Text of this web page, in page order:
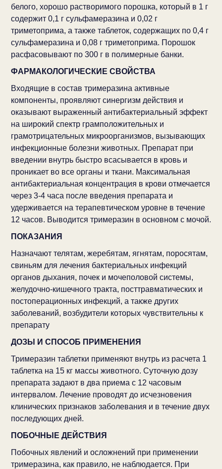
белого, хорошо растворимого порошка, который в 1 г
содержит 0,1 г сульфамеразина и 0,02 г
триметоприма, а также таблеток, содержащих по 0,4 г
сульфамеразина и 0,08 г триметоприма. Порошок
расфасовывают по 300 г в полимерные банки.
ФАРМАКОЛОГИЧЕСКИЕ СВОЙСТВА
Входящие в состав тримеразина активные
компоненты, проявляют синергизм действия и
оказывают выраженный антибактериальный эффект
на широкий спектр грамположительных и
грамотрицательных микроорганизмов, вызывающих
инфекционные болезни животных. Препарат при
введении внутрь быстро всасывается в кровь и
проникает во все органы и ткани. Максимальная
антибактериальная концентрация в крови отмечается
через 3-4 часа после введения препарата и
удерживается на терапевтическом уровне в течение
12 часов. Выводится тримеразин в основном с мочой.
ПОКАЗАНИЯ
Назначают телятам, жеребятам, ягнятам, поросятам,
свиньям для лечения бактериальных инфекций
органов дыхания, почек и мочеполовой системы,
желудочно-кишечного тракта, посттравматических и
постоперационных инфекций, а также других
заболеваний, возбудители которых чувствительны к
препарату
ДОЗЫ И СПОСОБ ПРИМЕНЕНИЯ
Тримеразин таблетки применяют внутрь из расчета 1
таблетка на 15 кг массы животного. Суточную дозу
препарата задают в два приема с 12 часовым
интервалом. Лечение проводят до исчезновения
клинических признаков заболевания и в течение двух
последующих дней.
ПОБОЧНЫЕ ДЕЙСТВИЯ
Побочных явлений и осложнений при применении
тримеразина, как правило, не наблюдается. При